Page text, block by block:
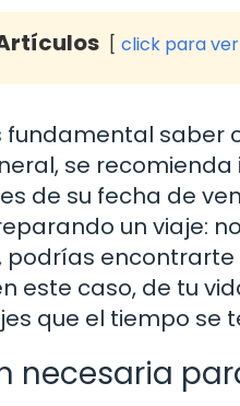
click para
fundamental
se
de su fecha de
un viaje:
podrías
este caso, de tu
que el tiempo se
necesaria